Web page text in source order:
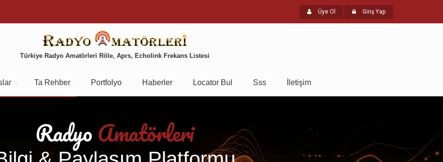
Üye Ol Giriş Yap
Türkiye Radyo Amatörleri Röle, Aprs, Echolink Frekans Listesi
Ta Rehber Portfolyo Haberler Locator Bul Sss İletişim
RadyoAmatörleri